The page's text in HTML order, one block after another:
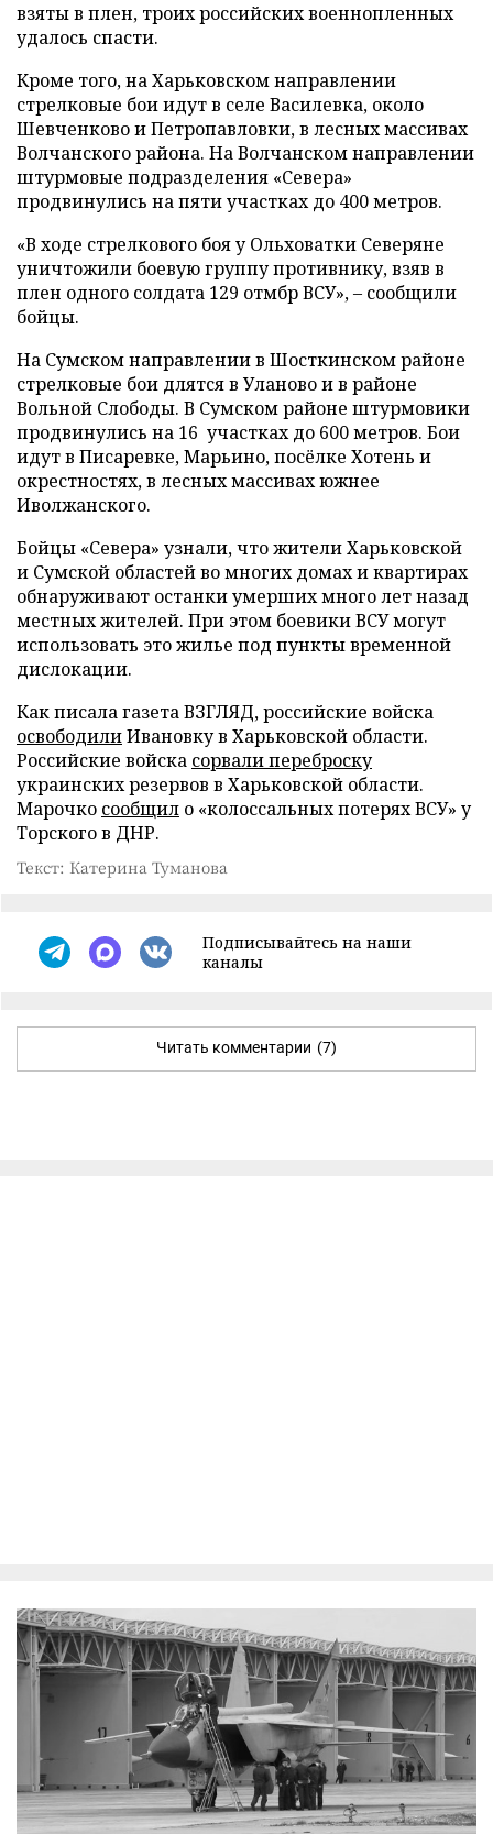
взяты в плен, троих российских военнопленных
удалось спасти.
Кроме того, на Харьковском направлении
стрелковые бои идут в селе Василевка, около
Шевченково и Петропавловки, в лесных массивах
Волчанского района. На Волчанском направлении
штурмовые подразделения «Севера»
продвинулись на пяти участках до 400 метров.
«В ходе стрелкового боя у Ольховатки Северяне
уничтожили боевую группу противнику, взяв в
плен одного солдата 129 отмбр ВСУ», – сообщили
бойцы.
На Сумском направлении в Шосткинском районе
стрелковые бои длятся в Уланово и в районе
Вольной Слободы. В Сумском районе штурмовики
продвинулись на 16 участках до 600 метров. Бои
идут в Писаревке, Марьино, посёлке Хотень и
окрестностях, в лесных массивах южнее
Иволжанского.
Бойцы «Севера» узнали, что жители Харьковской
и Сумской областей во многих домах и квартирах
обнаруживают останки умерших много лет назад
местных жителей. При этом боевики ВСУ могут
использовать это жилье под пункты временной
дислокации.
Как писала газета ВЗГЛЯД, российские войска
освободилиИвановку в Харьковской области.
Российские войска сорвали переброску
украинских резервов в Харьковской области.
Марочко сообщил о «колоссальных потерях ВСУ» у
Торского в ДНР.
Текст: Катерина Туманова
Подписывайтесь на наши
каналы
Читать комментарии (7)